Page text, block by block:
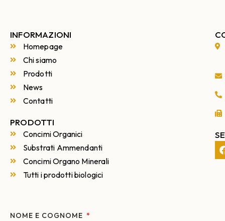
INFORMAZIONI
Homepage
Chi siamo
Prodotti
News
Contatti
PRODOTTI
Concimi Organici
Substrati Ammendanti
Concimi Organo Minerali
Tutti i prodotti biologici
NOME E COGNOME